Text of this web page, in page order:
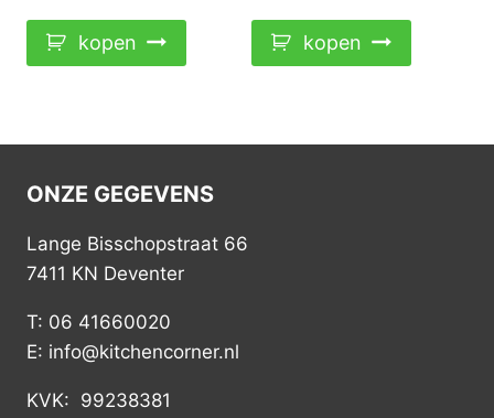
kopen kopen
ONZE GEGEVENS
Lange Bisschopstraat 66
7411 KN Deventer
T: 06 41660020
E: info@kitchencorner.nl
KVK: 99238381